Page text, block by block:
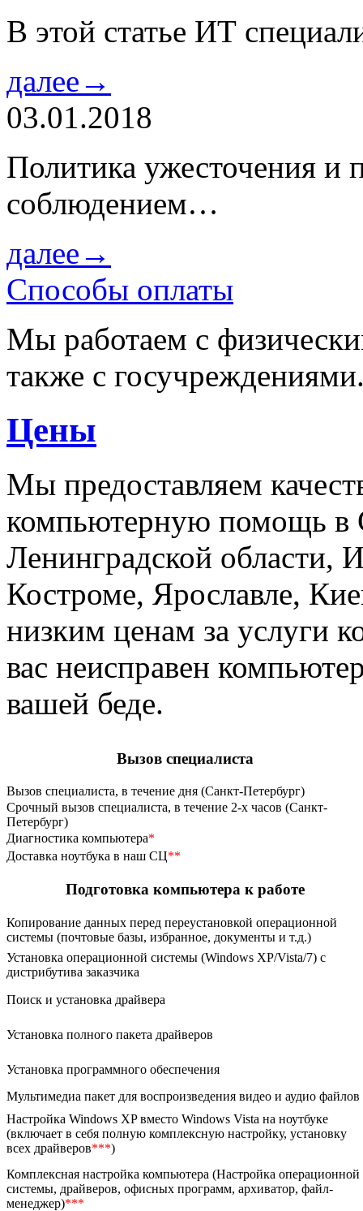
В этой статье ИТ
далее→
03.01.2018
Политика ужесточения и
соблюдением…
далее→
Способы оплаты
Мы работаем с
также с
Цены
Мы предоставляем
компьютерную помощь в
Ленинградской области,
Костроме, Ярославле,
низким ценам за услуги
вас неисправен
вашей беде.
Вызов специалиста
Вызов специалиста, в течение дня (Санкт-Петербург)
Срочный вызов специалиста, в течение 2-х часов (Санкт-
Петербург)
Диагностика компьютера*
Доставка ноутбука в наш СЦ**
Подготовка компьютера к работе
Копирование данных перед переустановкой операционной
системы (почтовые базы, избранное, документы и т.д.)
Установка операционной системы (Windows XP/Vista/7) с
дистрибутива заказчика
Поиск и установка драйвера
Установка полного пакета драйверов
Установка программного обеспечения
Мультимедиа пакет для воспроизведения видео и аудио файлов
Настройка Windows XP вместо Windows Vista на ноутбуке
(включает в себя полную комплексную настройку, установку
всех драйверов***)
Комплексная настройка компьютера (Настройка операционной
системы, драйверов, офисных программ, архиватор, файл-
менеджер)***